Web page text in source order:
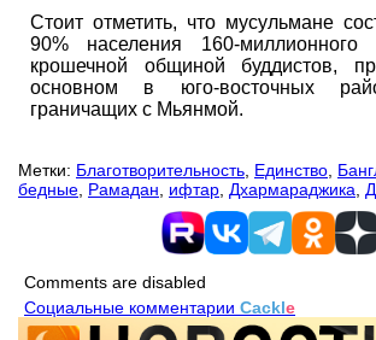
Стоит отметить, что мусульмане
90% населения 160-
крошечной общиной буддистов,
основном в юго-восточных
граничащих с Мьянмой.
Метки: Благотворительность Единство
бедные Рамадан ифтар Дхармараджика
Comments are disabled
Социальные комментарии Cackle